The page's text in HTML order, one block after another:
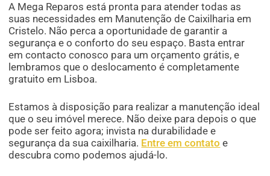
A Mega Reparos está pronta para atender todas as
suas necessidades em Manutenção de Caixilharia em
Cristelo. Não perca a oportunidade de garantir a
segurança e o conforto do seu espaço. Basta entrar
em contacto conosco para um orçamento grátis, e
lembramos que o deslocamento é completamente
gratuito em Lisboa.
Estamos à disposição para realizar a manutenção ideal
que o seu imóvel merece. Não deixe para depois o que
pode ser feito agora; invista na durabilidade e
segurança da sua caixilharia. Entre em contato e
descubra como podemos ajudá-lo.